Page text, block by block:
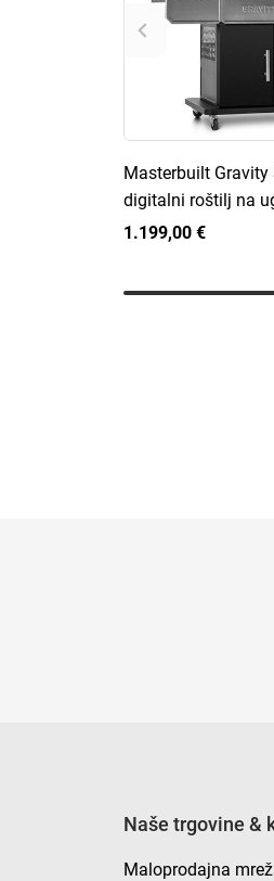
Masterbuilt Gravity
digitalni roštilj na
1.199,00 €
Naše trgovine &
Maloprodajna